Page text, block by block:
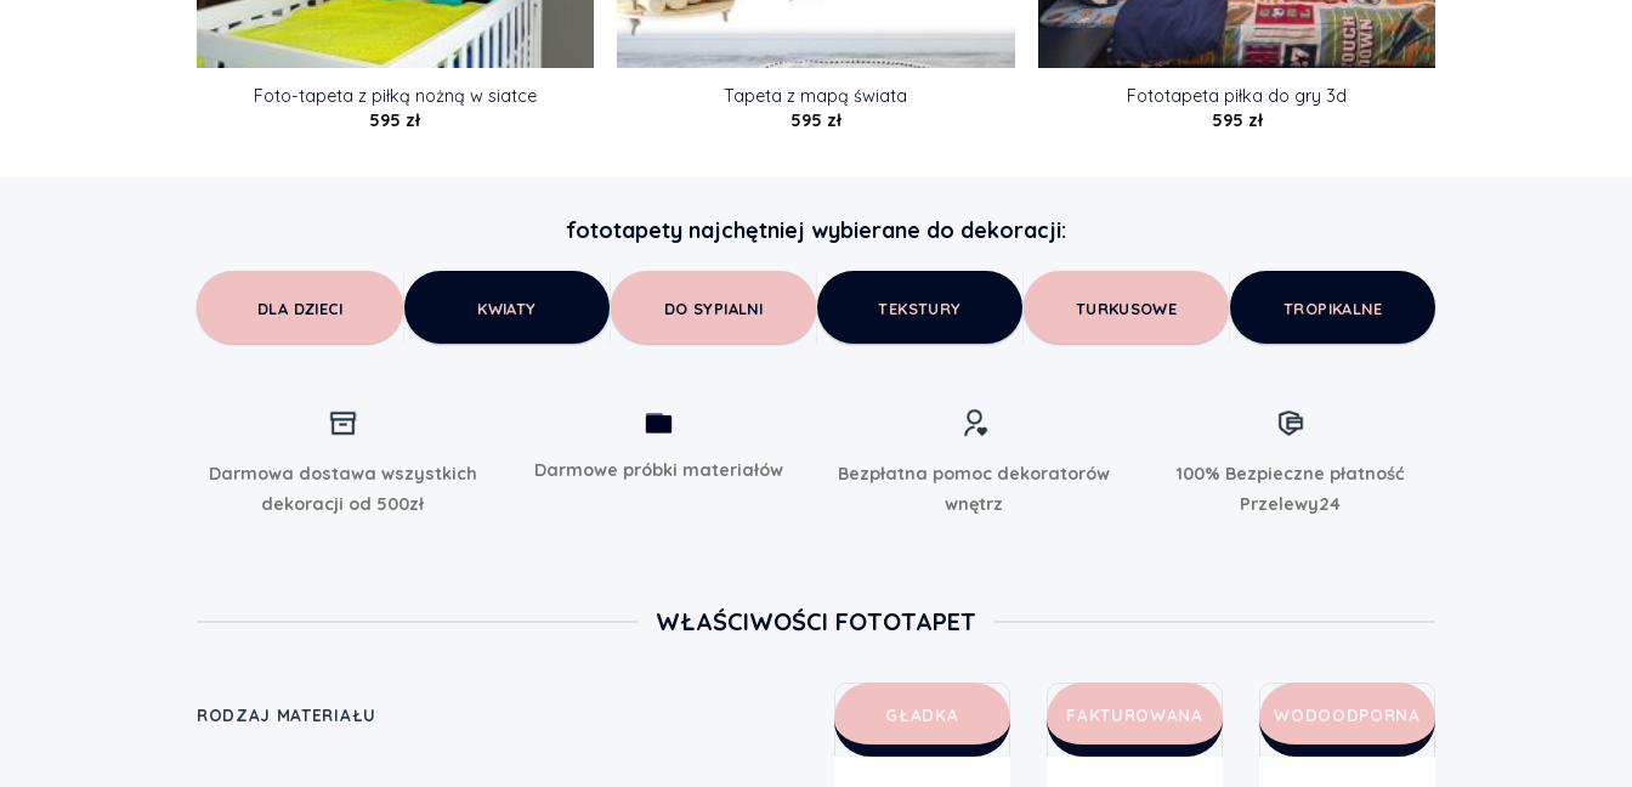
Foto-tapeta z piłką nożną w siatce
595 zł
Tapeta z mapą świata
595 zł
Fototapeta piłka do gry 3d
595 zł
fototapety najchętniej wybierane do dekoracji:
DLA DZIECI KWIATY DO SYPIALNI TEKSTURY TURKUSOWE TROPIKALNE
Darmowa dostawa wszystkich
dekoracji od 500zł
Darmowe próbki materiałów
Bezpłatna pomoc dekoratorów
wnętrz
100% Bezpieczne płatność
Przelewy24
WŁAŚCIWOŚCI FOTOTAPET
RODZAJ MATERIAŁU GŁADKA FAKTUROWANA WODOODPORNA